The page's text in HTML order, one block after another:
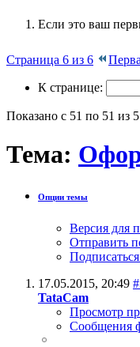
Если это ваш
Страница 6 из 6
К странице:
Показано с 51 по 51 из
Тема:
Опции темы
Версия для
Отправить
17.05.2015, 20:49
TataCam
Просмотр
Сообщения